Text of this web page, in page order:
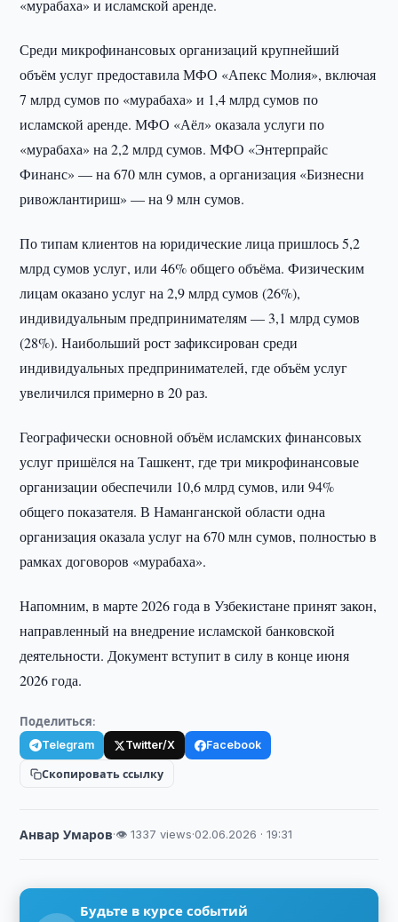
«мурабаха» и исламской аренде.
Среди микрофинансовых организаций крупнейший
объём услуг предоставила МФО «Апекс Молия», включая
7 млрд сумов по «мурабаха» и 1,4 млрд сумов по
исламской аренде. МФО «Аёл» оказала услуги по
«мурабаха» на 2,2 млрд сумов. МФО «Энтерпрайс
Финанс» — на 670 млн сумов, а организация «Бизнесни
ривожлантириш» — на 9 млн сумов.
По типам клиентов на юридические лица пришлось 5,2
млрд сумов услуг, или 46% общего объёма. Физическим
лицам оказано услуг на 2,9 млрд сумов (26%),
индивидуальным предпринимателям — 3,1 млрд сумов
(28%). Наибольший рост зафиксирован среди
индивидуальных предпринимателей, где объём услуг
увеличился примерно в 20 раз.
Географически основной объём исламских финансовых
услуг пришёлся на Ташкент, где три микрофинансовые
организации обеспечили 10,6 млрд сумов, или 94%
общего показателя. В Наманганской области одна
организация оказала услуг на 670 млн сумов, полностью в
рамках договоров «мурабаха».
Напомним, в марте 2026 года в Узбекистане принят закон,
направленный на внедрение исламской банковской
деятельности. Документ вступит в силу в конце июня
2026 года.
Поделиться:
Telegram Twitter/X Facebook
Скопировать ссылку
Анвар Умаров·👁 1337 views·02.06.2026 · 19:31
Будьте в курсе событий